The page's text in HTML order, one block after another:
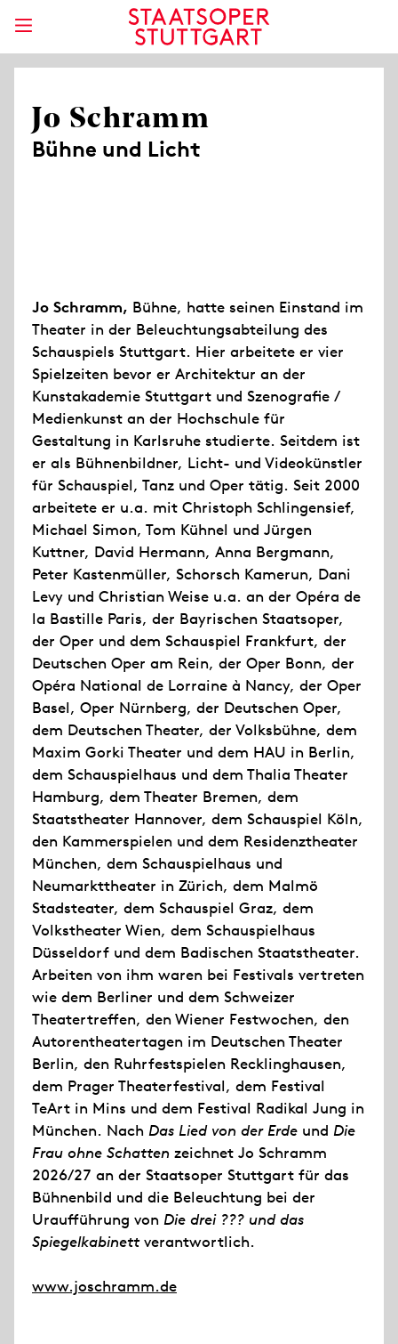
Jo Schramm
Bühne und Licht
Jo Schramm, Bühne, hatte seinen Einstand im
Theater in der Beleuchtungsabteilung des
Schauspiels Stuttgart. Hier arbeitete er vier
Spielzeiten bevor er Architektur an der
Kunstakademie Stuttgart und Szenografie /
Medienkunst an der Hochschule für
Gestaltung in Karlsruhe studierte. Seitdem ist
er als Bühnenbildner, Licht- und Videokünstler
für Schauspiel, Tanz und Oper tätig. Seit 2000
arbeitete er u.a. mit Christoph Schlingensief,
Michael Simon, Tom Kühnel und Jürgen
Kuttner, David Hermann, Anna Bergmann,
Peter Kastenmüller, Schorsch Kamerun, Dani
Levy und Christian Weise u.a. an der Opéra de
la Bastille Paris, der Bayrischen Staatsoper,
der Oper und dem Schauspiel Frankfurt, der
Deutschen Oper am Rein, der Oper Bonn, der
Opéra National de Lorraine à Nancy, der Oper
Basel, Oper Nürnberg, der Deutschen Oper,
dem Deutschen Theater, der Volksbühne, dem
Maxim Gorki Theater und dem HAU in Berlin,
dem Schauspielhaus und dem Thalia Theater
Hamburg, dem Theater Bremen, dem
Staatstheater Hannover, dem Schauspiel Köln,
den Kammerspielen und dem Residenztheater
München, dem Schauspielhaus und
Neumarkttheater in Zürich, dem Malmö
Stadsteater, dem Schauspiel Graz, dem
Volkstheater Wien, dem Schauspielhaus
Düsseldorf und dem Badischen Staatstheater.
Arbeiten von ihm waren bei Festivals vertreten
wie dem Berliner und dem Schweizer
Theatertreffen, den Wiener Festwochen, den
Autorentheatertagen im Deutschen Theater
Berlin, den Ruhrfestspielen Recklinghausen,
dem Prager Theaterfestival, dem Festival
TeArt in Mins und dem Festival Radikal Jung in
München. Nach Das Lied von der Erde und Die
Frau ohne Schatten zeichnet Jo Schramm
2026/27 an der Staatsoper Stuttgart für das
Bühnenbild und die Beleuchtung bei der
Uraufführung von Die drei ??? und das
Spiegelkabinettverantwortlich.
www.joschramm.de